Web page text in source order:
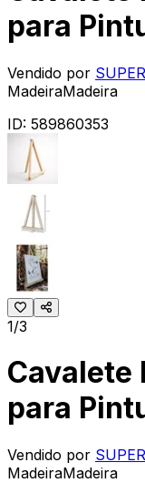
para
Vendido por
MadeiraMadeira
ID: 589860353
1/3
Cavalete
para
Vendido por
MadeiraMadeira